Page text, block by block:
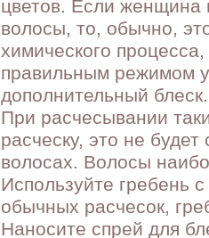
цветов. Если женщина
волосы, то, обычно,
химического
правильным режимом
дополнительный блеск.
При расчесывании
расческу, это не
волосах. Волосы
Используйте гребень
обычных расчесок,
Наносите спрей для